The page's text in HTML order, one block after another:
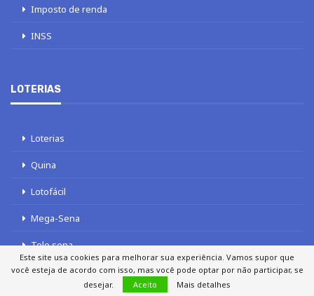
Imposto de renda
INSS
LOTERIAS
Loterias
Quina
Lotofácil
Mega-Sena
Tele sena
Este site usa cookies para melhorar sua experiência. Vamos supor que
você esteja de acordo com isso, mas você pode optar por não participar, se
desejar.
Aceito Mais detalhes